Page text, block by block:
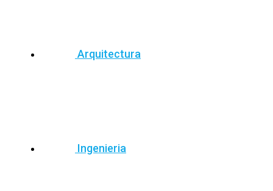
Arquitectura
Ingenieria